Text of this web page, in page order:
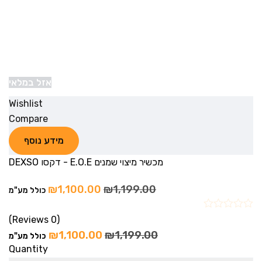
אזל במלאי
Wishlist
Compare
מידע נוסף
מכשיר מיצוי שמנים E.O.E - דקסו DEXSO
₪1,199.00
₪1,100.00 כולל מע"מ
(0 Reviews)
₪1,199.00
₪1,100.00 כולל מע"מ
Quantity